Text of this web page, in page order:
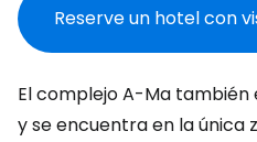
Reserve un hotel con
El complejo A-Ma
y se encuentra en la única